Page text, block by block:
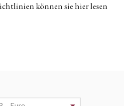
können sie hier lesen